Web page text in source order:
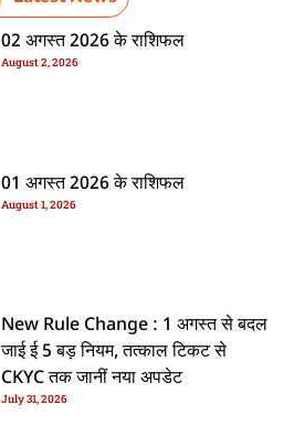
02 अगस्त 2026 के राशिफल
August 2, 2026
01 अगस्त 2026 के राशिफल
August 1, 2026
New Rule Change : 1 अगस्त से बदल
जाई ई 5 बड़ नियम, तत्काल टिकट से
CKYC तक जानीं नया अपडेट
July 31, 2026